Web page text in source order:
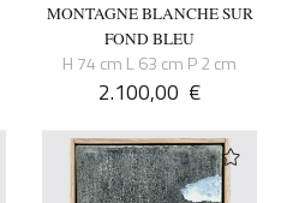
MONTAGNE BLANCHE SUR
FOND BLEU
H 74 cm L 63 cm P 2 cm
2.100,00 €